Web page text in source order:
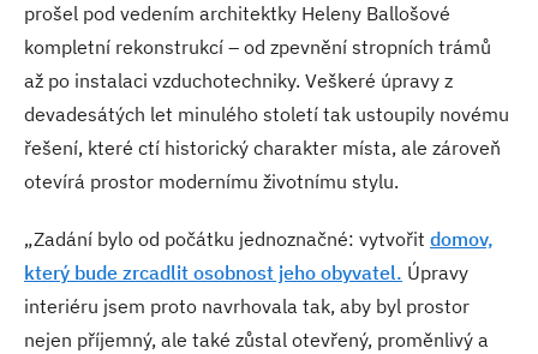
prošel pod vedením architektky Heleny Ballošové
kompletní rekonstrukcí – od zpevnění stropních trámů
až po instalaci vzduchotechniky. Veškeré úpravy z
devadesátých let minulého století tak ustoupily novému
řešení, které ctí historický charakter místa, ale zároveň
otevírá prostor modernímu životnímu stylu.
„Zadání bylo od počátku jednoznačné: vytvořit domov,
který bude zrcadlit osobnost jeho obyvatel. Úpravy
interiéru jsem proto navrhovala tak, aby byl prostor
nejen příjemný, ale také zůstal otevřený, proměnlivý a